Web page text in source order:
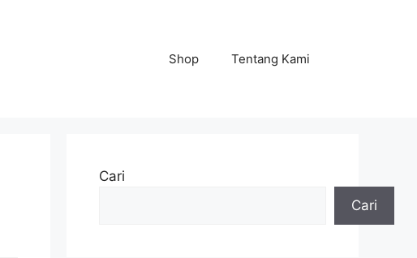
Shop Tentang Kami
Cari
Cari